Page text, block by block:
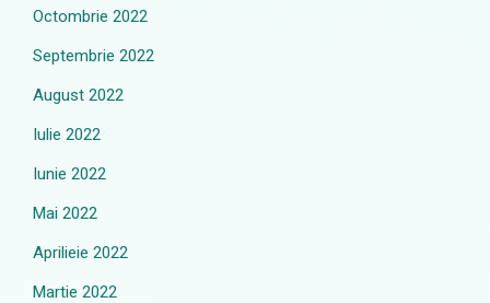
Octombrie 2022
Septembrie 2022
August 2022
Iulie 2022
Iunie 2022
Mai 2022
Aprilieie 2022
Martie 2022